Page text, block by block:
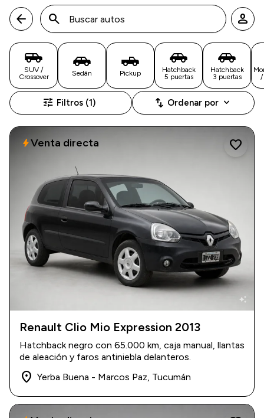
arrow_back search person
SUV /
Crossover
Sedán Pickup
Hatchback
5 puertas
Hatchback
3 puertas
/
tune Filtros (1) swap_vert Ordenar por keyboard_arrow_down
auto_awesome
2013 65.000 km
$ 10.800.000
Renault Clio Mio Expression 2013
Hatchback negro con 65.000 km, caja manual, llantas
de aleación y faros antiniebla delanteros.
place Yerba Buena - Marcos Paz, Tucumán
favorite
boltVenta directa